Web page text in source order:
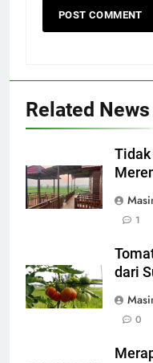
Related News
Tidak
1
dari
0